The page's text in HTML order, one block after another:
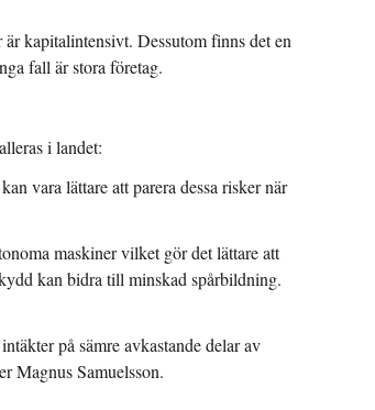
kapitalintensivt. Dessutom finns det en
fall är stora företag.
i landet:
vara lättare att parera dessa risker när
maskiner vilket gör det lättare att
kan bidra till minskad spårbildning.
på sämre avkastande delar av
Magnus Samuelsson.